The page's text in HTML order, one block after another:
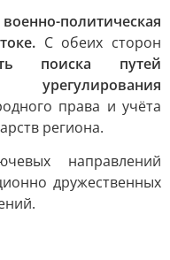
политическая
С обеих сторон
поиска путей
урегулирования
права и учёта
региона.
направлений
дружественных